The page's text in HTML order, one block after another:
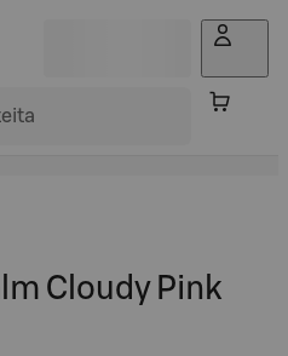
Cloudy Pink